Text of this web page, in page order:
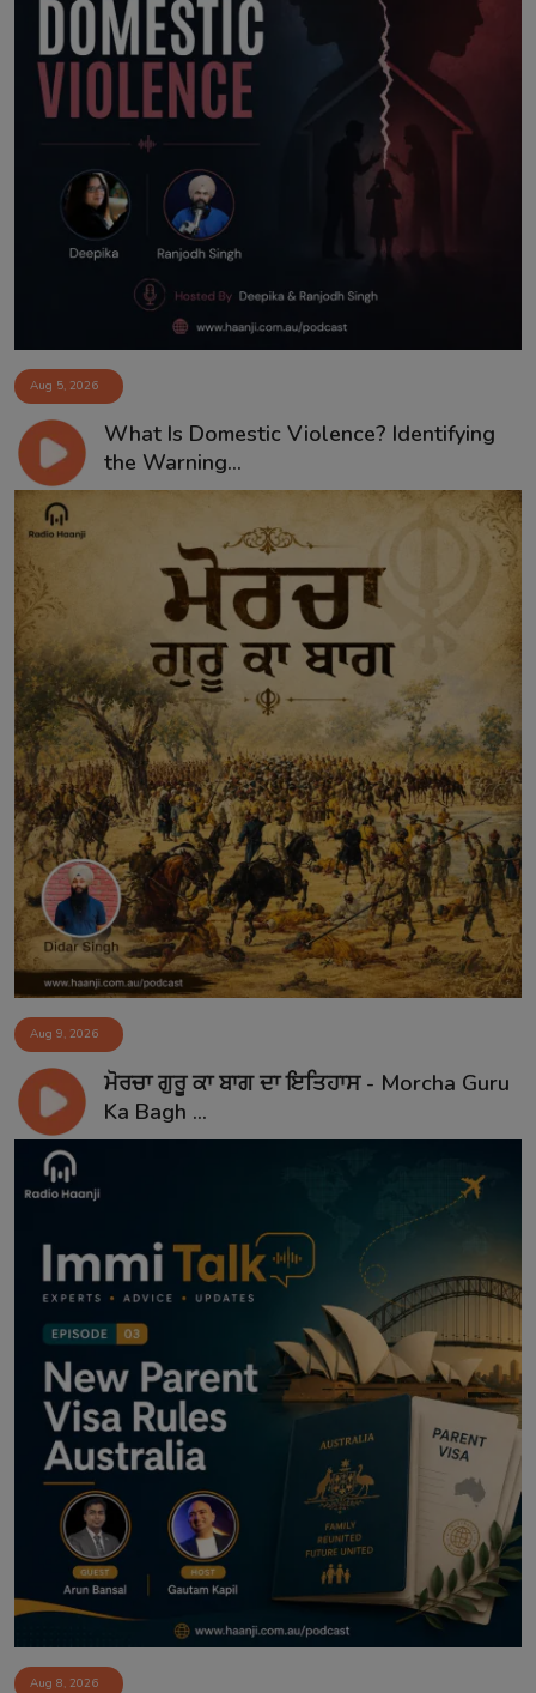
Aug 5, 2026
What Is Domestic Violence? Identifying
the Warning...
Aug 9, 2026
ਮੋਰਚਾ ਗੁਰੂ ਕਾ ਬਾਗ ਦਾ ਇਤਿਹਾਸ - Morcha Guru
Ka Bagh ...
Aug 8, 2026